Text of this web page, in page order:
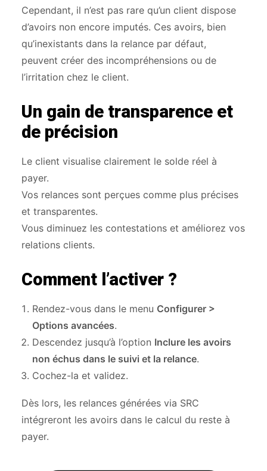
Cependant, il n’est pas rare qu’un client dispose
d’avoirs non encore imputés. Ces avoirs, bien
qu’inexistants dans la relance par défaut,
peuvent créer des incompréhensions ou de
l’irritation chez le client.
Un gain de transparence et
de précision
Le client visualise clairement le solde réel à
payer.
Vos relances sont perçues comme plus précises
et transparentes.
Vous diminuez les contestations et améliorez vos
relations clients.
Comment l’activer ?
Rendez-vous dans le menu Configurer >
Options avancées.
Descendez jusqu’à l’option Inclure les avoirs
non échus dans le suivi et la relance.
Cochez-la et validez.
Dès lors, les relances générées via SRC
intégreront les avoirs dans le calcul du reste à
payer.